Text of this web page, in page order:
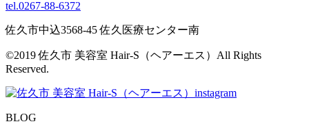
tel.0267-88-6372
佐久市中込3568-45 佐久医療センター南
©2019 佐久市 美容室 Hair-S（ヘアーエス）All Rights
Reserved.
BLOG